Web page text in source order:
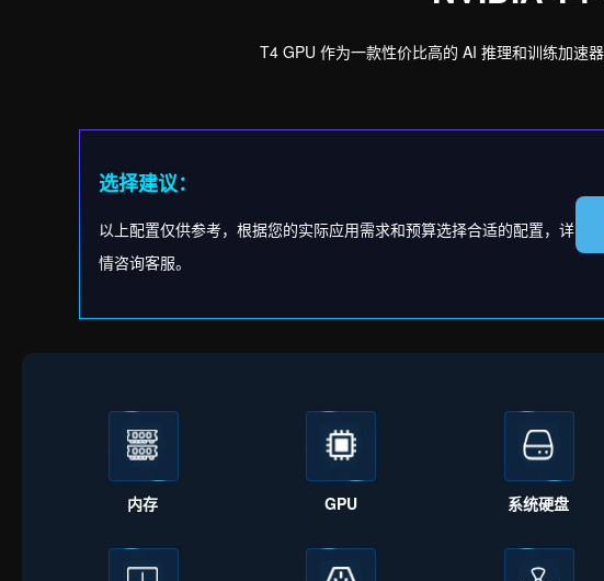
T4 GPU 作为一款性价比高的 AI 推理和训练加速
选择建议：
以上配置仅供参考，根据您的实际应用需求和预算选择合适的配置，详
情咨询客服。
内存 GPU 系统硬盘